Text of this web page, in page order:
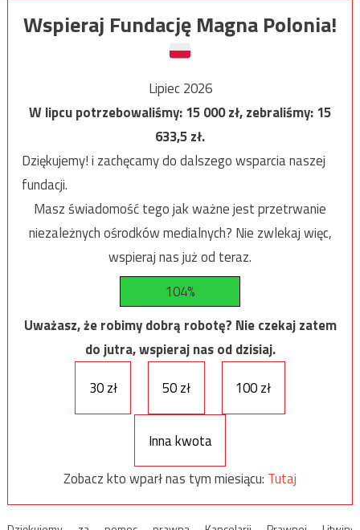
Wspieraj Fundację Magna Polonia!
Lipiec 2026
W lipcu potrzebowaliśmy:15 000zł, zebraliśmy:15
633,5zł.
Dziękujemy! i zachęcamy do dalszego wsparcia naszej
fundacji.
Masz świadomość tego jak ważne jest przetrwanie
niezależnych ośrodków medialnych? Nie zwlekaj więc,
wspieraj nas już od teraz.
104%
Uważasz, że robimy dobrą robotę? Nie czekaj zatem
do jutra, wspieraj nas od dzisiaj.
30 zł
50 zł 100 zł
Inna kwota
Zobacz kto wparł nas tym miesiącu: Tutaj